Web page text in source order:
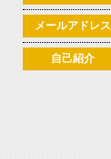
メールアドレス
自己紹介